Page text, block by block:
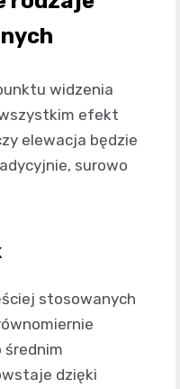
widzenia
efekt
elewacja będzie
surowo
stosowanych
średnim
dzięki